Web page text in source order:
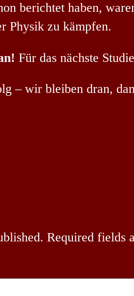
berichtet haben,
Physik zu kämpfen.
Für das nächste
– wir bleiben dran,
Required fields